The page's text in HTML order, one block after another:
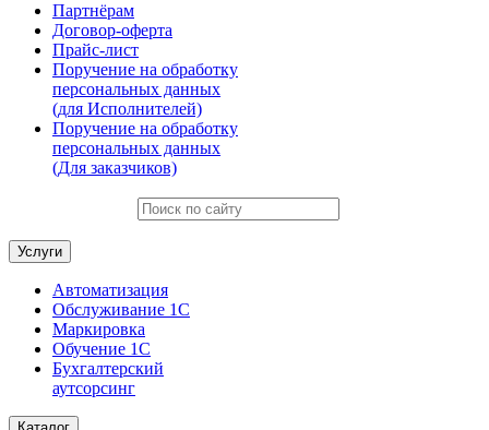
Партнёрам
Договор-оферта
Прайс-лист
Поручение на обработку
персональных данных
(для Исполнителей)
Поручение на обработку
персональных данных
(Для заказчиков)
Услуги
Автоматизация
Обслуживание 1С
Маркировка
Обучение 1С
Бухгалтерский
аутсорсинг